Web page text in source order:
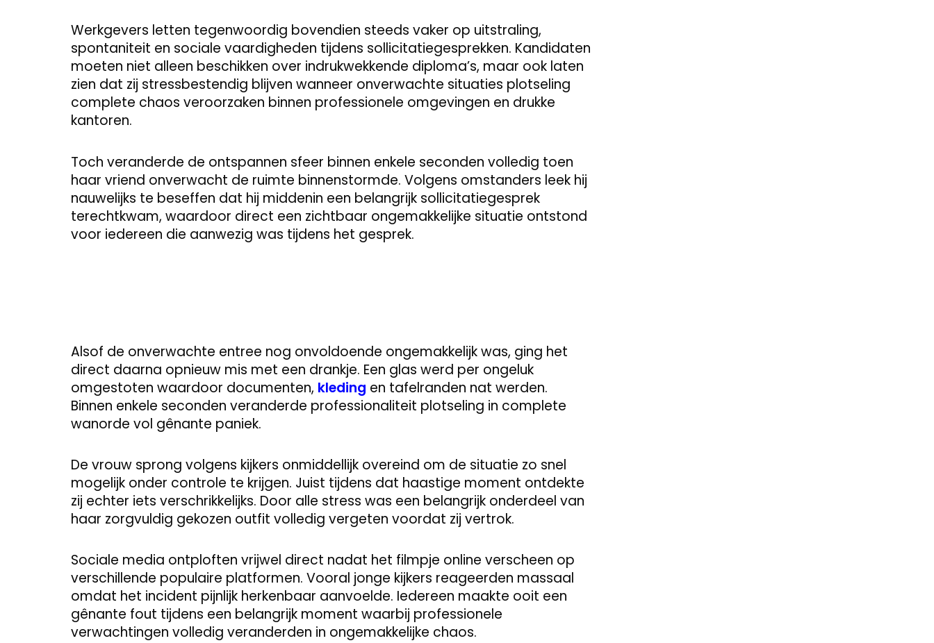
Werkgevers letten tegenwoordig bovendien steeds vaker op uitstraling,
spontaniteit en sociale vaardigheden tijdens sollicitatiegesprekken. Kandidaten
moeten niet alleen beschikken over indrukwekkende diploma’s, maar ook laten
zien dat zij stressbestendig blijven wanneer onverwachte situaties plotseling
complete chaos veroorzaken binnen professionele omgevingen en drukke
kantoren.
Toch veranderde de ontspannen sfeer binnen enkele seconden volledig toen
haar vriend onverwacht de ruimte binnenstormde. Volgens omstanders leek hij
nauwelijks te beseffen dat hij middenin een belangrijk sollicitatiegesprek
terechtkwam, waardoor direct een zichtbaar ongemakkelijke situatie ontstond
voor iedereen die aanwezig was tijdens het gesprek.
Alsof de onverwachte entree nog onvoldoende ongemakkelijk was, ging het
direct daarna opnieuw mis met een drankje. Een glas werd per ongeluk
omgestoten waardoor documenten, kleding en tafelranden nat werden.
Binnen enkele seconden veranderde professionaliteit plotseling in complete
wanorde vol gênante paniek.
De vrouw sprong volgens kijkers onmiddellijk overeind om de situatie zo snel
mogelijk onder controle te krijgen. Juist tijdens dat haastige moment ontdekte
zij echter iets verschrikkelijks. Door alle stress was een belangrijk onderdeel van
haar zorgvuldig gekozen outfit volledig vergeten voordat zij vertrok.
Sociale media ontploften vrijwel direct nadat het filmpje online verscheen op
verschillende populaire platformen. Vooral jonge kijkers reageerden massaal
omdat het incident pijnlijk herkenbaar aanvoelde. Iedereen maakte ooit een
gênante fout tijdens een belangrijk moment waarbij professionele
verwachtingen volledig veranderden in ongemakkelijke chaos.